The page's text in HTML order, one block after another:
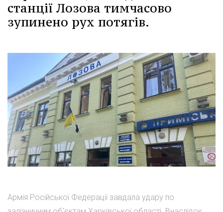
станції Лозова тимчасово
зупинено рух потягів.
Армія Російської Федерації завдала удару по